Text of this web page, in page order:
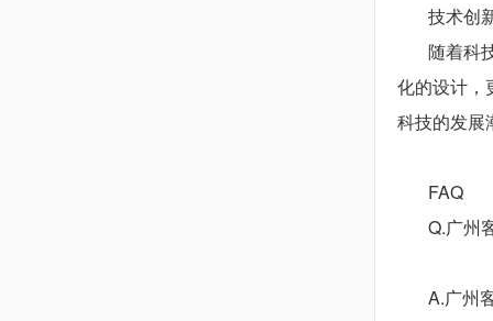
技术创
随着科
化的设计，
科技的发展
FAQ
Q.广州
A.广州